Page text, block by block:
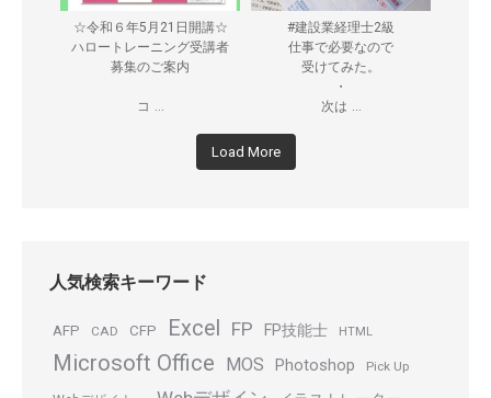
☆令和６年5月21日開講☆
ハロートレーニング受講者
募集のご案内
コ ...
#建設業経理士2級
仕事で必要なので
受けてみた。
・
次は ...
Load More
人気検索キーワード
AFP CAD CFP Excel FP FP技能士 HTML
Microsoft Office MOS Photoshop Pick Up